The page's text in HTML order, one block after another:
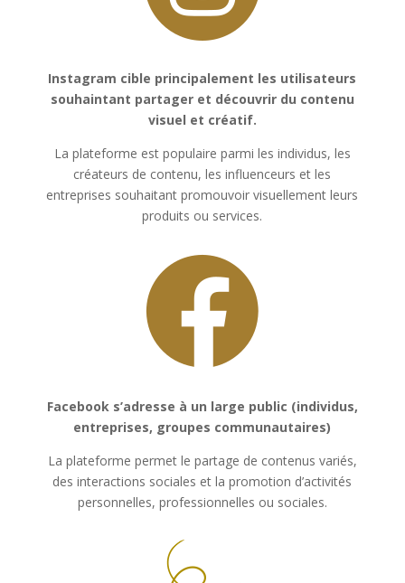
Instagram cible principalement les utilisateurs
souhaintant partager et découvrir du contenu
visuel et créatif.
La plateforme est populaire parmi les individus, les
créateurs de contenu, les influenceurs et les
entreprises souhaitant promouvoir visuellement leurs
produits ou services.
Facebook s’adresse à un large public (individus,
entreprises, groupes communautaires)
La plateforme permet le partage de contenus variés,
des interactions sociales et la promotion d’activités
personnelles, professionnelles ou sociales.